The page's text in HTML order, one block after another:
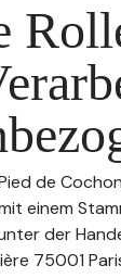
de
einem
der
75001